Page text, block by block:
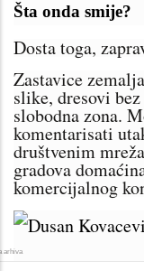
Šta onda smije?
Dosta toga,
Zastavice
slike, dresovi
slobodna zona.
komentarisati
društvenim
gradova
komercijalnog
arhiva